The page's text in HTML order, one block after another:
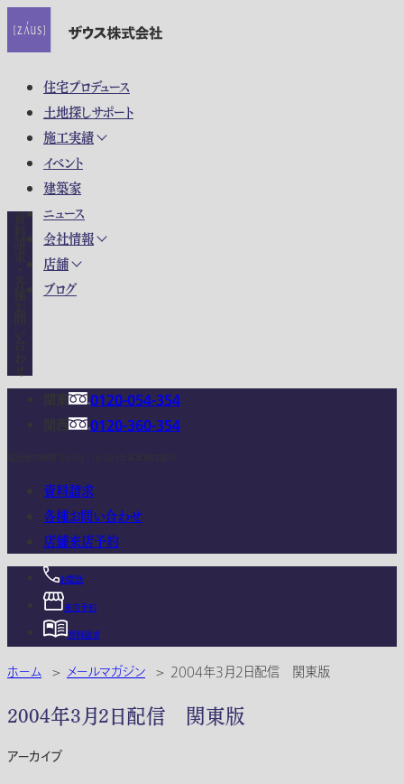
住宅プロデュース
土地探しサポート
施工実績
イベント
建築家
ニュース
会社情報
店舗
ブログ
0120-054-354
0120-360-354
資料請求
各種お問い合わせ
店舗来店予約
お電話
来店予約
資料請求
ホーム > メールマガジン > 2004年3月2日配信 関東版
2004年3月2日配信 関東版
アーカイブ